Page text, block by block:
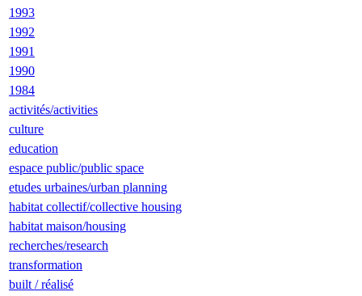
1993
1992
1991
1990
1984
activités/activities
culture
education
espace public/public space
etudes urbaines/urban planning
habitat collectif/collective housing
habitat maison/housing
recherches/research
transformation
built / réalisé